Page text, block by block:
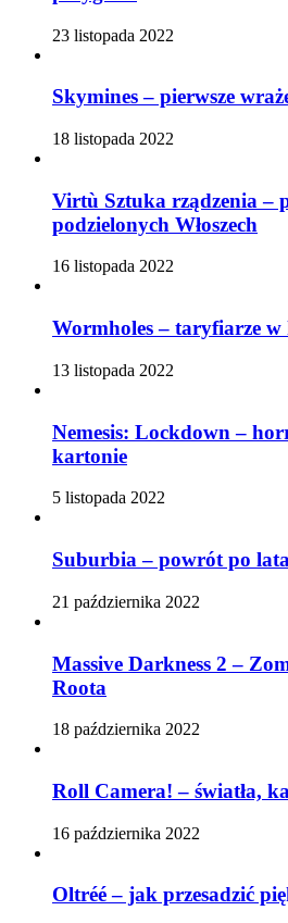
23 listopada 2022
Skymines – pierwsze
18 listopada 2022
Virtù Sztuka rządzenia –
podzielonych Włoszech
16 listopada 2022
Wormholes – taryfiarze w
13 listopada 2022
Nemesis: Lockdown –
kartonie
5 listopada 2022
Suburbia – powrót po
21 października 2022
Massive Darkness 2 –
Roota
18 października 2022
Roll Camera! – światła,
16 października 2022
Oltréé – jak przesadzić